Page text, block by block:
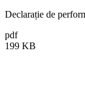
Declarație de
pdf
199 KB